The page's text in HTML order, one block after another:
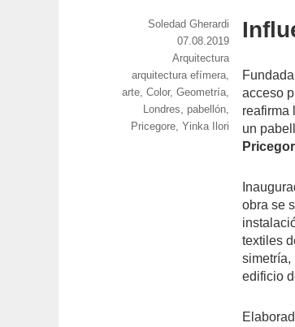
acceso
reafirma
un
obra se s
textiles
simetría,
edificio
https://www.experimenta.es/
gherardi/
Soledad Gherardi
Publicado
el
07.08.2019
Categorías
Arquitectura
Etiquetas
arquitectura efímera,
arte,Color,Geometría,
Londres, pabellón,
Pricegore,Yinka Ilori